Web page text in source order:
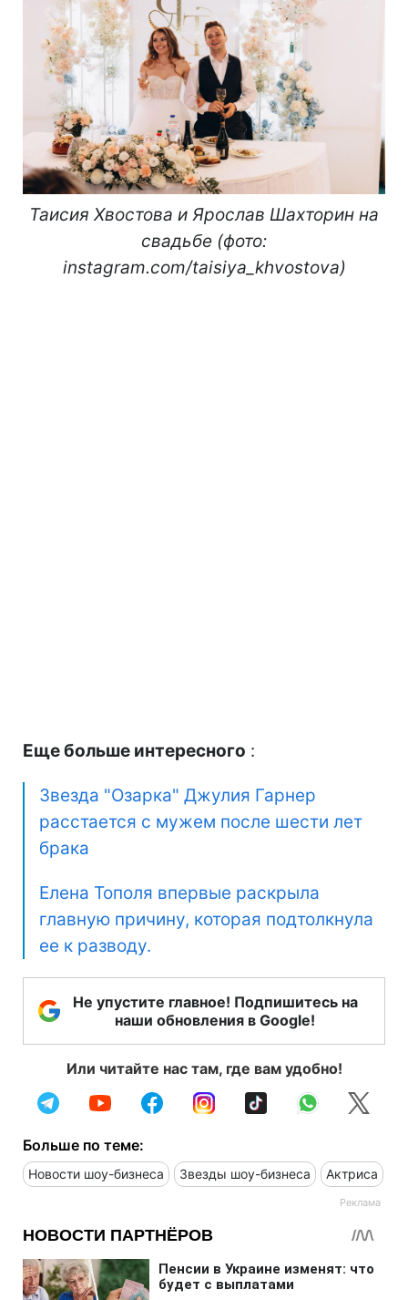
Таисия Хвостова и Ярослав Шахторин на
свадьбе (фото:
instagram.com/taisiya_khvostova)
Еще больше интересного :
Звезда "Озарка" Джулия Гарнер
расстается с мужем после шести лет
брака
Елена Тополя впервые раскрыла
главную причину, которая подтолкнула
ее к разводу.
Не упустите главное! Подпишитесь на
наши обновления в Google!
Или читайте нас там, где вам удобно!
Больше по теме:
Новости шоу-бизнеса Звезды шоу-бизнеса Актриса